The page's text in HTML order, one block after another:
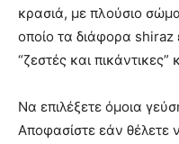
κρασιά, με πλούσιο
οποίο τα διάφορα shiraz
“ζεστές και πικάντικες”
Να επιλέξετε όμοια
Αποφασίστε εάν θέλετε